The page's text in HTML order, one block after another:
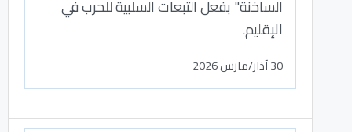
الساخنة" بفعل التبعات السلبية للحرب في
الإقليم.
30 آذار/مارس 2026